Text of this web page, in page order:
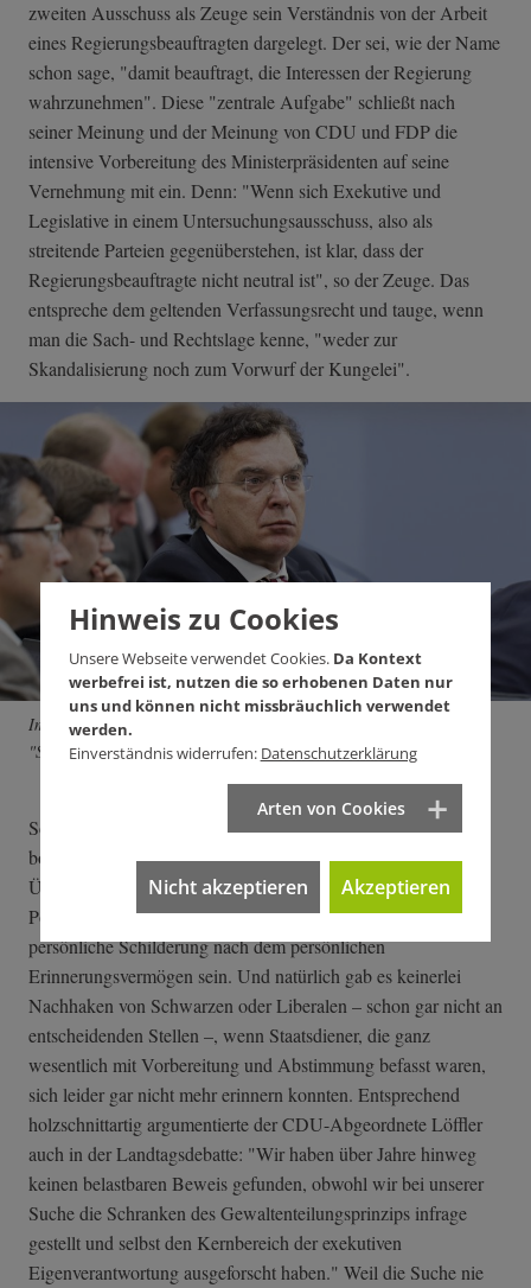
zweiten Ausschuss als Zeuge sein Verständnis von der Arbeit
eines Regierungsbeauftragten dargelegt. Der sei, wie der Name
schon sage, "damit beauftragt, die Interessen der Regierung
wahrzunehmen". Diese "zentrale Aufgabe" schließt nach
seiner Meinung und der Meinung von CDU und FDP die
intensive Vorbereitung des Ministerpräsidenten auf seine
Vernehmung mit ein. Denn: "Wenn sich Exekutive und
Legislative in einem Untersuchungsausschuss, also als
streitende Parteien gegenüberstehen, ist klar, dass der
Regierungsbeauftragte nicht neutral ist", so der Zeuge. Das
entspreche dem geltenden Verfassungsrecht und tauge, wenn
man die Sach- und Rechtslage kenne, "weder zur
Skandalisierung noch zum Vorwurf der Kungelei".
Im grün-roten Abschlussbericht sieht Reinhard Löffler (CDU) eine
"Skandalisierung des Banalen".
Sckerl – der Grüne hatte alle Unterlagen natürlich studiert –
bohrte damals nach. Ihn interessierte das hohe Maß an
Übereinstimmung zwischen Mappus' Eingangsstatement und
Popes Auffassung, Basis von Zeugenaussagen solle stets die
persönliche Schilderung nach dem persönlichen
Erinnerungsvermögen sein. Und natürlich gab es keinerlei
Nachhaken von Schwarzen oder Liberalen – schon gar nicht an
entscheidenden Stellen –, wenn Staatsdiener, die ganz
wesentlich mit Vorbereitung und Abstimmung befasst waren,
sich leider gar nicht mehr erinnern konnten. Entsprechend
holzschnittartig argumentierte der CDU-Abgeordnete Löffler
auch in der Landtagsdebatte: "Wir haben über Jahre hinweg
keinen belastbaren Beweis gefunden, obwohl wir bei unserer
Suche die Schranken des Gewaltenteilungsprinzips infrage
gestellt und selbst den Kernbereich der exekutiven
Eigenverantwortung ausgeforscht haben." Weil die Suche nie
Hinweis zu Cookies
Unsere Webseite verwendet Cookies. Da Kontext
werbefrei ist, nutzen die so erhobenen Daten nur
uns und können nicht missbräuchlich verwendet
werden.
Einverständnis widerrufen: Datenschutzerklärung
Arten von Cookies
Nicht akzeptieren Akzeptieren